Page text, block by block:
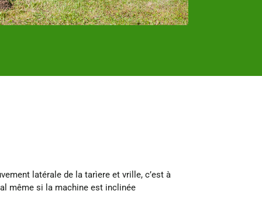
latérale de la tarìere et vrille, c’est à
même si la machine est inclinée